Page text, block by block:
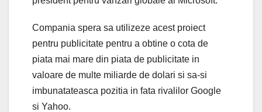
Compania spera sa utilizeze acest proiect
pentru publicitate pentru a obtine o cota de
piata mai mare din piata de publicitate in
valoare de multe miliarde de dolari si sa-si
imbunatateasca pozitia in fata rivalilor Google
si Yahoo.